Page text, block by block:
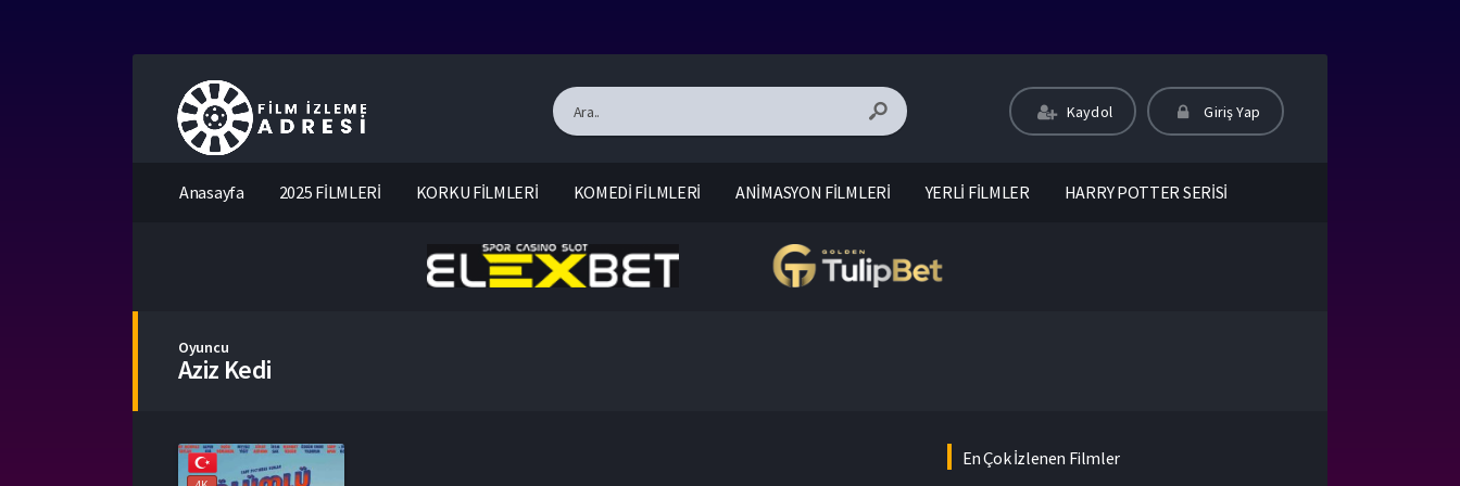
Kaydol Giriş Yap
Anasayfa 2025 FİLMLERİ KORKU FİLMLERİ KOMEDİ FİLMLERİ ANİMASYON FİLMLERİ YERLİ FİLMLER HARRY POTTER SERİSİ
Oyuncu
Aziz Kedi
En Çok İzlenen Filmler